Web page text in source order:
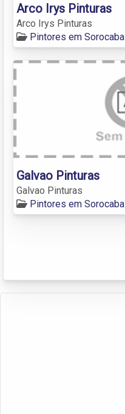
Arco Irys Pinturas
Arco Irys Pinturas
Pintores em Sorocaba
Galvao Pinturas
Galvao Pinturas
Pintores em Sorocaba